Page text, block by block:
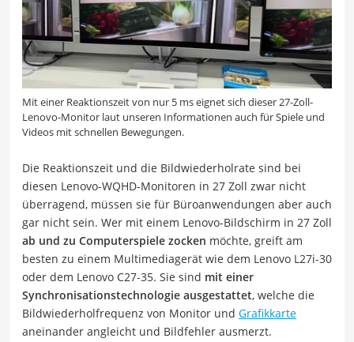
Mit einer Reaktionszeit von nur 5 ms eignet sich dieser 27-Zoll-
Lenovo-Monitor laut unseren Informationen auch für Spiele und
Videos mit schnellen Bewegungen.
Die Reaktionszeit und die Bildwiederholrate sind bei
diesen Lenovo-WQHD-Monitoren in 27 Zoll zwar nicht
überragend, müssen sie für Büroanwendungen aber auch
gar nicht sein. Wer mit einem Lenovo-Bildschirm in 27 Zoll
ab und zu Computerspiele zocken möchte, greift am
besten zu einem Multimediagerät wie dem Lenovo L27i-30
oder dem Lenovo C27-35. Sie sind mit einer
Synchronisationstechnologie ausgestattet, welche die
Bildwiederholfrequenz von Monitor und Grafikkarte
aneinander angleicht und Bildfehler ausmerzt.